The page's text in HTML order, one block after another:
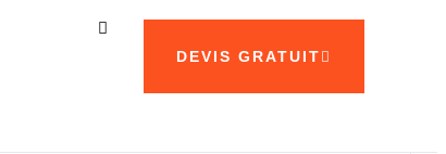
DEVIS GRATUIT